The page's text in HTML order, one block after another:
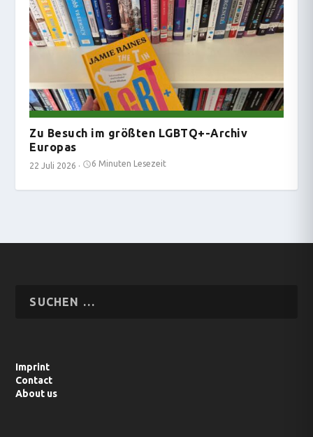
Zu Besuch im größten LGBTQ+-Archiv
Europas
22 Juli 2026 · 6 Minuten Lesezeit
Imprint
Contact
About us